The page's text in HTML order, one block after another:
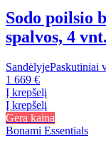
Sodo poilsio
spalvos, 4 vnt.
SandėlyjePaskutiniai
1 669 €
Į krepšelį
Į krepšelį
Gera kaina
Bonami Essentials